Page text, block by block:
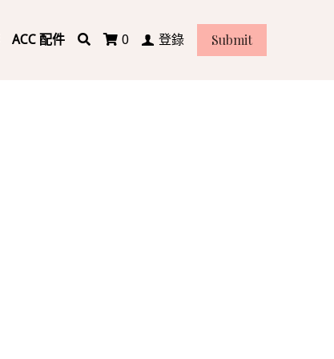
ACC 配件 0 登錄 Submit